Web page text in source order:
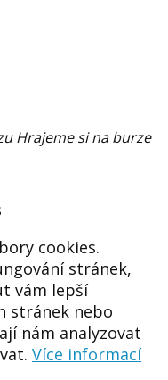
Hrajeme si na burze
cookies.
stránek,
vám lepší
stránek nebo
nám analyzovat
Více informací